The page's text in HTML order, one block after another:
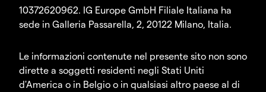
10372620962. IG Europe GmbH Filiale Italiana ha
sede in Galleria Passarella, 2, 20122 Milano, Italia.
Le informazioni contenute nel presente sito non sono
dirette a soggetti residenti negli Stati Uniti
d'America o in Belgio o in qualsiasi altro paese al di